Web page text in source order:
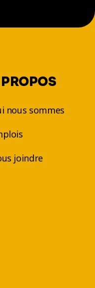
nous sommes
joindre